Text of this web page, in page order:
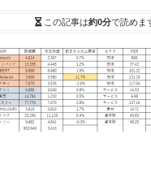
この記事は約0分で読めま